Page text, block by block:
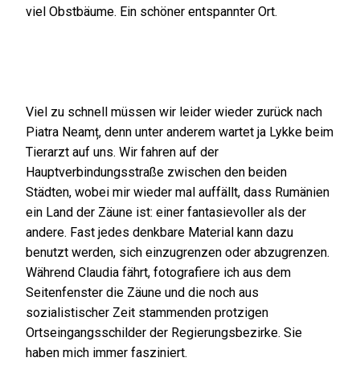
viel Obstbäume. Ein schöner entspannter Ort.
Viel zu schnell müssen wir leider wieder zurück nach
Piatra Neamț, denn unter anderem wartet ja Lykke beim
Tierarzt auf uns. Wir fahren auf der
Hauptverbindungsstraße zwischen den beiden
Städten, wobei mir wieder mal auffällt, dass Rumänien
ein Land der Zäune ist: einer fantasievoller als der
andere. Fast jedes denkbare Material kann dazu
benutzt werden, sich einzugrenzen oder abzugrenzen.
Während Claudia fährt, fotografiere ich aus dem
Seitenfenster die Zäune und die noch aus
sozialistischer Zeit stammenden protzigen
Ortseingangsschilder der Regierungsbezirke. Sie
haben mich immer fasziniert.